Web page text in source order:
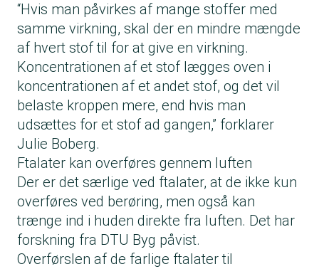
“Hvis man påvirkes af mange stoffer med
samme virkning, skal der en mindre mængde
af hvert stof til for at give en virkning.
Koncentrationen af et stof lægges oven i
koncentrationen af et andet stof, og det vil
belaste kroppen mere, end hvis man
udsættes for et stof ad gangen,” forklarer
Julie Boberg.
Ftalater kan overføres gennem luften
Der er det særlige ved ftalater, at de ikke kun
overføres ved berøring, men også kan
trænge ind i huden direkte fra luften. Det har
forskning fra DTU Byg påvist.
Overførslen af de farlige ftalater til